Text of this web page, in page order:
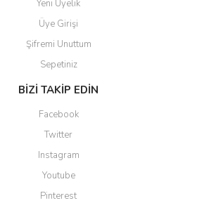
Yeni Üyelik
Üye Girişi
Şifremi Unuttum
Sepetiniz
BİZİ TAKİP EDİN
Facebook
Twitter
Instagram
Youtube
Pinterest